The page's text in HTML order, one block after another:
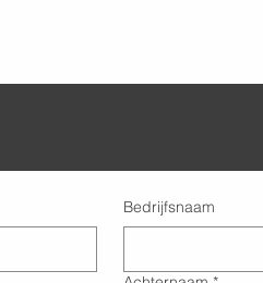
Bedrijfsnaam